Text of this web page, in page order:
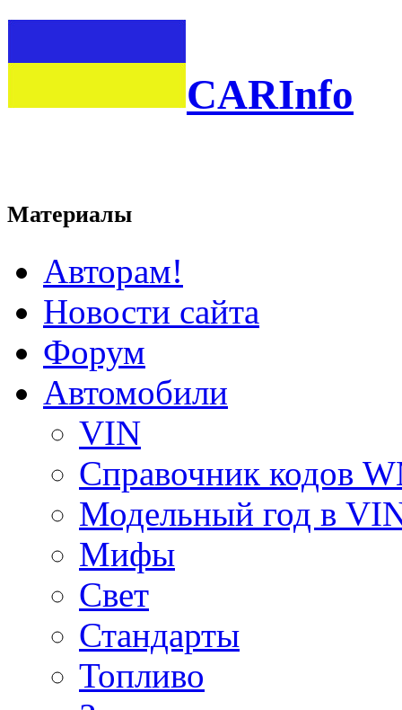
CARInfo
Материалы
Авторам!
Новости сайта
Форум
Автомобили
VIN
Справочник кодов
Модельный год в
Мифы
Свет
Стандарты
Топливо